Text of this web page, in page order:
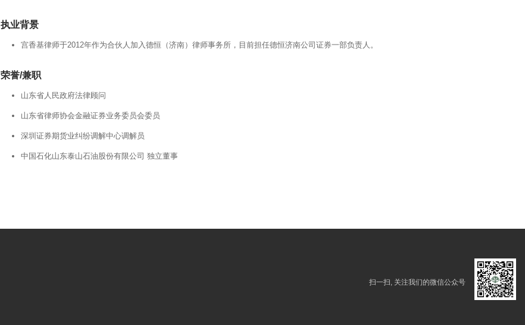
执业背景
宫香基律师于2012年作为合伙人加入德恒（济南）律师事务所，目前担任德恒济南公司证券一部负责人。
荣誉/兼职
山东省人民政府法律顾问
山东省律师协会金融证券业务委员会委员
深圳证券期货业纠纷调解中心调解员
中国石化山东泰山石油股份有限公司 独立董事
扫一扫, 关注我们的微信公众号